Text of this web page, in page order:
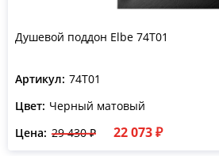
Душевой поддон Elbe 74T01
Артикул: 74T01
Цвет: Черный матовый
Цена: 29 430 ₽ 22 073 ₽